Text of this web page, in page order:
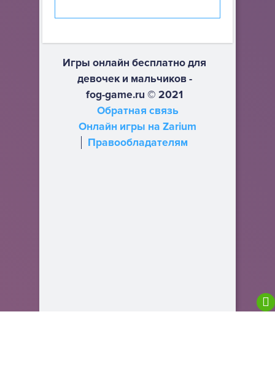
Игры онлайн бесплатно для
девочек и мальчиков -
fog-game.ru © 2021
Обратная связь
Онлайн игры на Zarium
Правообладателям